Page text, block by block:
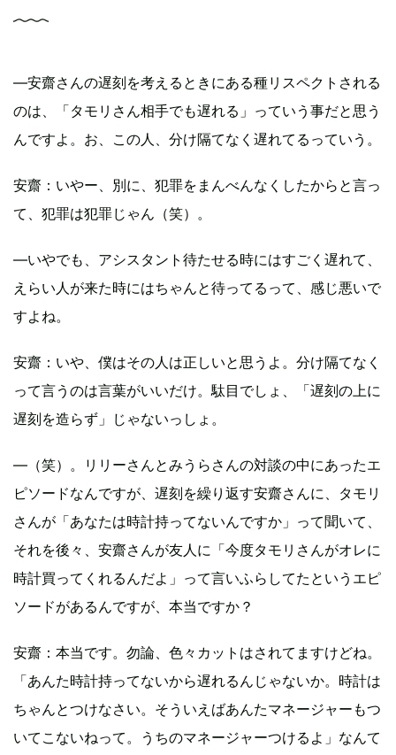
―安齋さんの遅刻を考えるときにある種リスペクトされる
のは、「タモリさん相手でも遅れる」っていう事だと思う
んですよ。お、この人、分け隔てなく遅れてるっていう。
安齋 ：いやー、別に、犯罪をまんべんなくしたからと言っ
て、犯罪は犯罪じゃん（笑）。
―いやでも、アシスタント待たせる時にはすごく遅れて、
えらい人が来た時にはちゃんと待ってるって、感じ悪いで
すよね。
安齋 ：いや、僕はその人は正しいと思うよ。分け隔てなく
って言うのは言葉がいいだけ。駄目でしょ、「遅刻の上に
遅刻を造らず」じゃないっしょ。
―（笑）。リリーさんとみうらさんの対談の中にあったエ
ピソードなんですが、遅刻を繰り返す安齋さんに、タモリ
さんが「あなたは時計持ってないんですか」って聞いて、
それを後々、安齋さんが友人に「今度タモリさんがオレに
時計買ってくれるんだよ」って言いふらしてたというエピ
ソードがあるんですが、本当ですか？
安齋 ：本当です。勿論、色々カットはされてますけどね。
「あんた時計持ってないから遅れるんじゃないか。時計は
ちゃんとつけなさい。そういえばあんたマネージャーもつ
いてこないねって。うちのマネージャーつけるよ」なんて